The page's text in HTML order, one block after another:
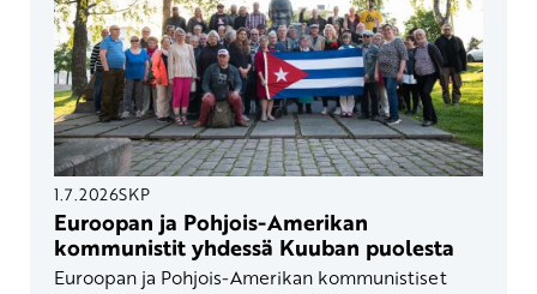
1.7.2026SKP
Euroopan ja Pohjois-Amerikan
kommunistit yhdessä Kuuban puolesta
Euroopan ja Pohjois-Amerikan kommunistiset